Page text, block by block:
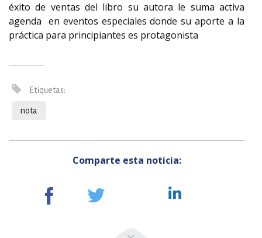
éxito de ventas del libro su autora le suma activa
agenda en eventos especiales donde su aporte a la
práctica para principiantes es protagonista
Etiquetas:
nota
Comparte esta noticia: